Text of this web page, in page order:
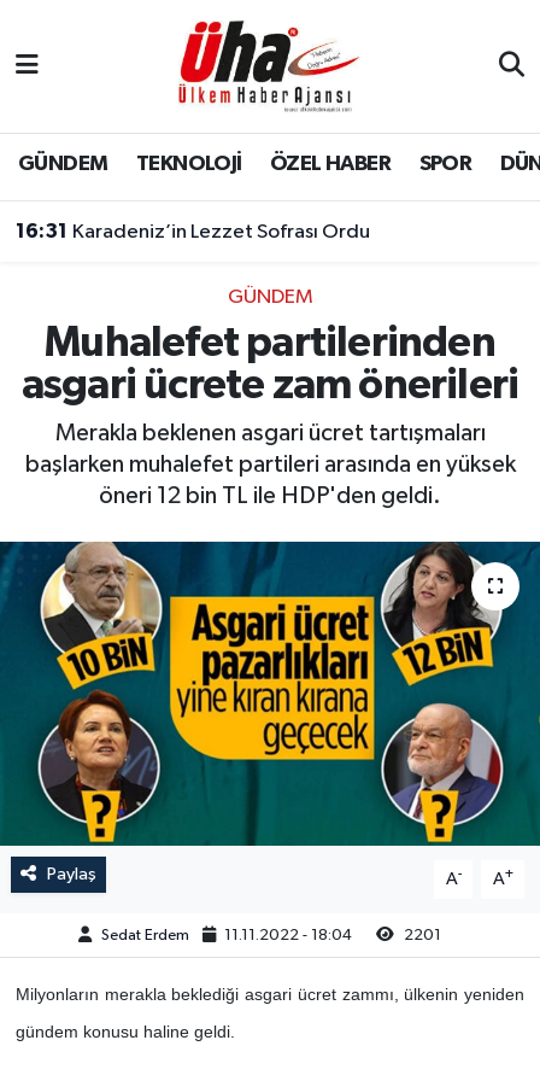
GÜNDEM TEKNOLOJİ ÖZEL HABER SPOR
16:31 Karadeniz’in Lezzet Sofrası Ordu
GÜNDEM
Muhalefet partilerinden
asgari ücrete zam önerileri
Merakla beklenen asgari ücret tartışmaları
başlarken muhalefet partileri arasında en yüksek
öneri 12 bin TL ile HDP'den geldi.
Paylaş A- A+
Sedat Erdem 11.11.2022 - 18:04 2201
Milyonların merakla beklediği asgari ücret zammı, ülkenin yeniden
gündem konusu haline geldi.
İstanbul Nöbetçi Eczaneler
İstanbul Hava Durumu
Süper Lig Puan Durumu ve Fikstür
Tüm Manşetler
Son Dakika Haberleri